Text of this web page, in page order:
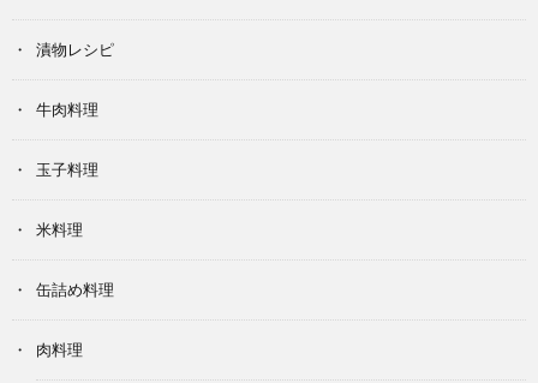
漬物レシピ
牛肉料理
玉子料理
米料理
缶詰め料理
肉料理